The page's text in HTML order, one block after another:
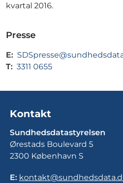
kvartal 2016.
Presse
E:
T: 3311 0655
Kontakt
Sundhedsdatastyrelsen
Ørestads Boulevard 5
2300 København S
E: